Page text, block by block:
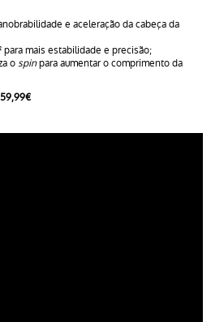
e aceleração da cabeça da
para mais estabilidade e precisão;
ospinpara aumentar o comprimento da